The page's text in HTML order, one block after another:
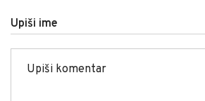
Upiši ime